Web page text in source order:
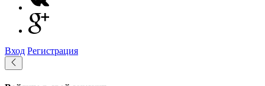
Вход Регистрация